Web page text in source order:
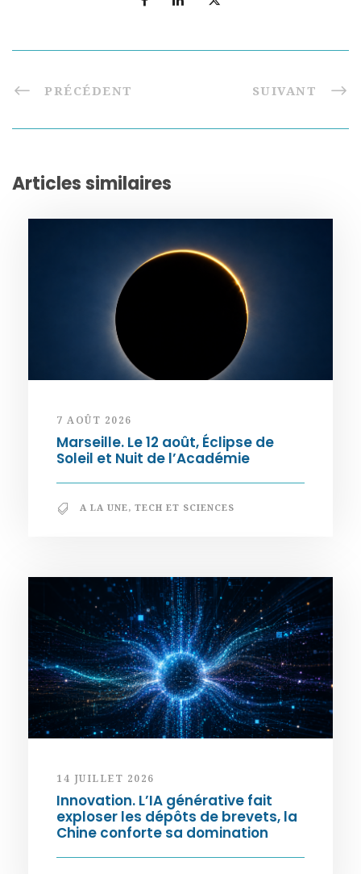
PRÉCÉDENT SUIVANT
Articles similaires
7 AOÛT 2026
Marseille. Le 12 août, Éclipse de
Soleil et Nuit de l’Académie
A LA UNE, TECH ET SCIENCES
14 JUILLET 2026
Innovation. L’IA générative fait
exploser les dépôts de brevets, la
Chine conforte sa domination